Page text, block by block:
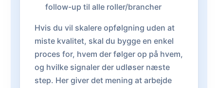
follow-up til alle roller/brancher
Hvis du vil skalere opfølgning uden at
miste kvalitet, skal du bygge en enkel
proces for, hvem der følger op på hvem,
og hvilke signaler der udløser næste
step. Her giver det mening at arbejde